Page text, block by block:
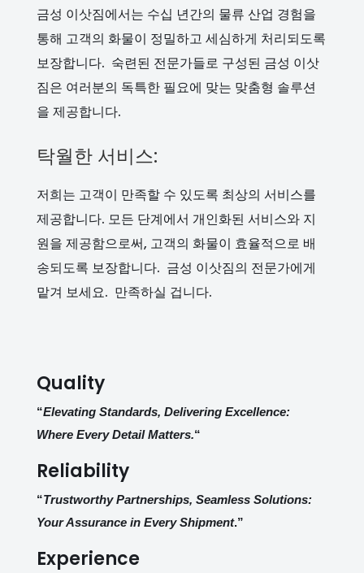
금성 이삿짐에서는 수십 년간의 물류 산업 경험을
통해 고객의 화물이 정밀하고 세심하게 처리되도록
보장합니다. 숙련된 전문가들로 구성된 금성 이삿
짐은 여러분의 독특한 필요에 맞는 맞춤형 솔루션
을 제공합니다.
탁월한 서비스:
저희는 고객이 만족할 수 있도록 최상의 서비스를
제공합니다. 모든 단계에서 개인화된 서비스와 지
원을 제공함으로써, 고객의 화물이 효율적으로 배
송되도록 보장합니다. 금성 이삿짐의 전문가에게
맡겨 보세요. 만족하실 겁니다.
Quality
“Elevating Standards, Delivering Excellence:
Where Every Detail Matters.“
Reliability
“Trustworthy Partnerships, Seamless Solutions:
Your Assurance in Every Shipment.”
Experience